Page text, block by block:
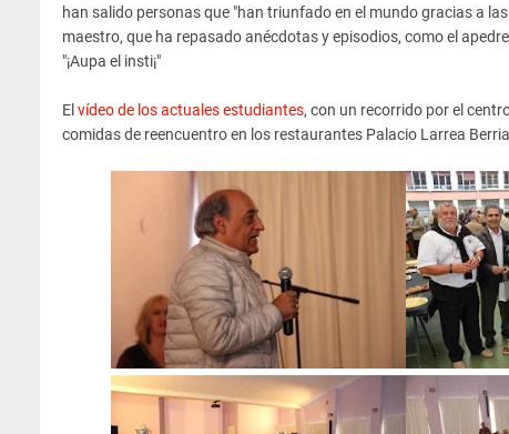
han salido personas que "han triunfado en el mundo gracias a
maestro, que ha repasado anécdotas y episodios, como el
"¡Aupa el insti¡"
El vídeo de los actuales estudiantes, con un recorrido por el
comidas de reencuentro en los restaurantes Palacio Larrea